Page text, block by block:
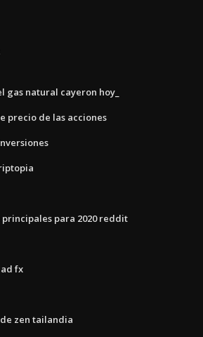
gas natural cayeron hoy_
precio de las acciones
principales para 2020 reddit
fx
zen tailandia